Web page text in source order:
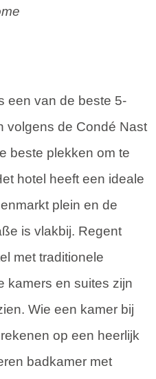
een van de beste 5-
volgens de Condé Nast
beste plekken om te
hotel heeft een ideale
plein en de
is vlakbij. Regent
met traditionele
kamers en suites zijn
Wie een kamer bij
op een heerlijk
badkamer met